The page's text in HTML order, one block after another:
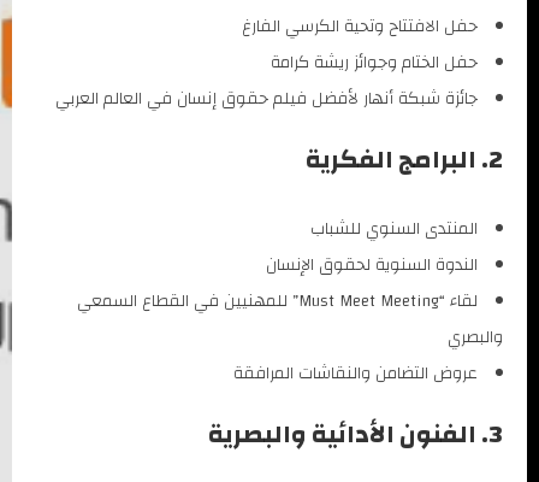
حفل الافتتاح وتحية الكرسي الفارغ
حفل الختام وجوائز ريشة كرامة
جائزة شبكة أنهار لأفضل فيلم حقوق إنسان في العالم العربي
2. البرامج الفكرية
المنتدى السنوي للشباب
الندوة السنوية لحقوق الإنسان
لقاء “Must Meet Meeting” للمهنيين في القطاع السمعي
والبصري
عروض التضامن والنقاشات المرافقة
3. الفنون الأدائية والبصرية